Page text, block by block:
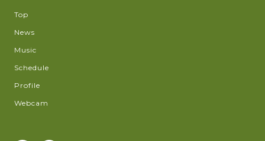
Top
News
Music
Schedule
Profile
Webcam